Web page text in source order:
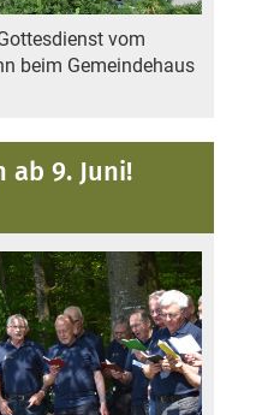
vom
beim Gemeindehaus
ab 9. Juni!